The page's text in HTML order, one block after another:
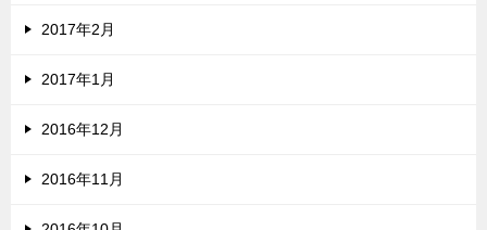
2017年2月
2017年1月
2016年12月
2016年11月